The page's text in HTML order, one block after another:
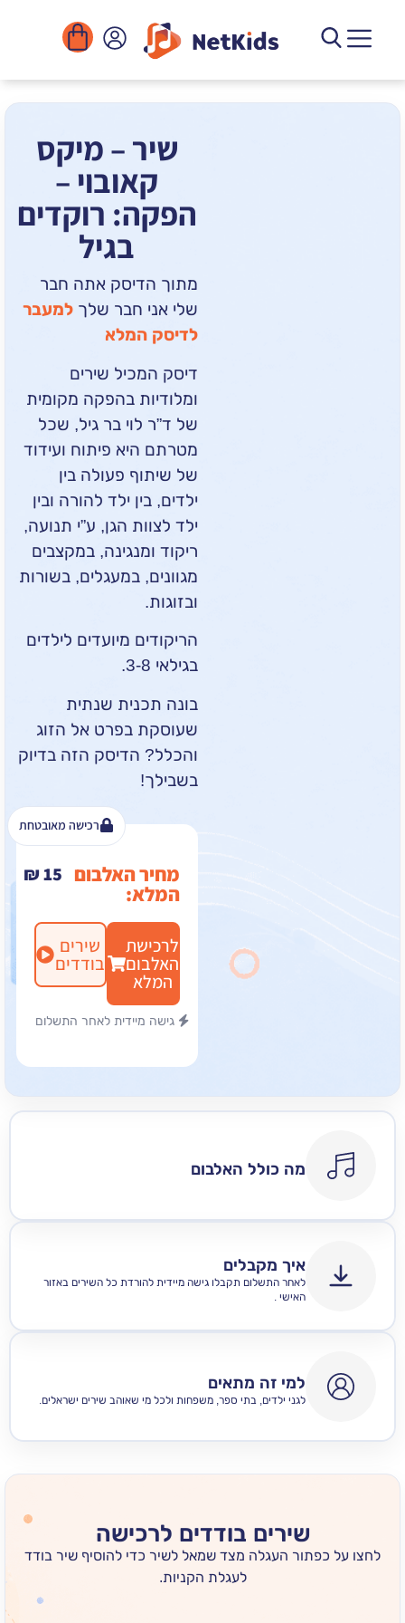
שיר – מיקס
קאובוי –
הפקה: רוקדים
בגיל
מתוך הדיסקאתה חבר
שלי אני חבר שלךלמעבר
לדיסק המלא
דיסק המכיל שירים
ומלודיות בהפקה מקומית
של ד”ר לוי בר גיל, שכל
מטרתם היא פיתוח ועידוד
של שיתוף פעולה בין
ילדים, בין ילד להורה ובין
ילד לצוות הגן, ע”י תנועה,
ריקוד ומנגינה, במקצבים
מגוונים, במעגלים, בשורות
הריקודים מיועדים לילדים
בונה תכנית שנתית
שעוסקת בפרט אל הזוג
והכלל? הדיסק הזה בדיוק
מחיר האלבום ₪15
לרכישת
האלבום
המלא
שירים
בודדים
גישה מיידית לאחר התשלום
רכישה מאובטחת
מה כולל האלבום
איך מקבלים
לאחר התשלום תקבלו גישה מיידית להורדת כל השירים באזור
למי זה מתאים
לגני ילדים, בתי ספר, משפחות ולכל מי שאוהב שירים ישראלים.
שירים בודדים לרכישה
כפתור העגלה מצד שמאל לשיר כדי להוסיף שיר בודד
לעגלת הקניות.